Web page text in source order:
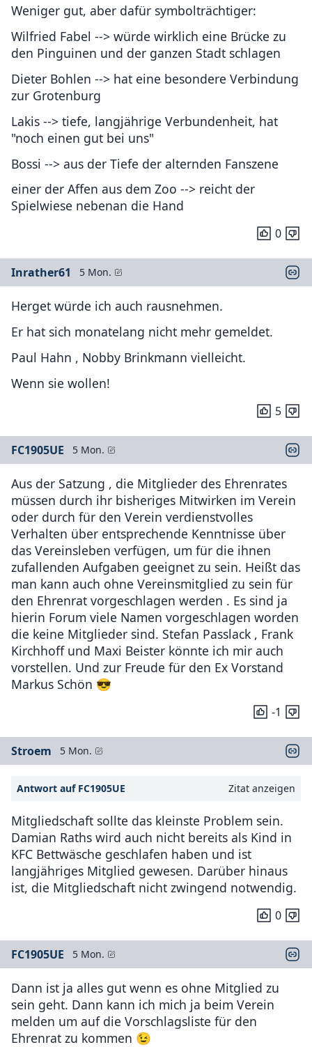
Weniger gut, aber dafür symbolträchtiger:
Wilfried Fabel --> würde wirklich eine Brücke zu
den Pinguinen und der ganzen Stadt schlagen
Dieter Bohlen --> hat eine besondere Verbindung
zur Grotenburg
Lakis --> tiefe, langjährige Verbundenheit, hat
"noch einen gut bei uns"
Bossi --> aus der Tiefe der alternden Fanszene
einer der Affen aus dem Zoo --> reicht der
Spielwiese nebenan die Hand
0
Inrather61 5 Mon.
Herget würde ich auch rausnehmen.
Er hat sich monatelang nicht mehr gemeldet.
Paul Hahn , Nobby Brinkmann vielleicht.
Wenn sie wollen!
5
FC1905UE 5 Mon.
Aus der Satzung , die Mitglieder des Ehrenrates
müssen durch ihr bisheriges Mitwirken im Verein
oder durch für den Verein verdienstvolles
Verhalten über entsprechende Kenntnisse über
das Vereinsleben verfügen, um für die ihnen
zufallenden Aufgaben geeignet zu sein. Heißt das
man kann auch ohne Vereinsmitglied zu sein für
den Ehrenrat vorgeschlagen werden . Es sind ja
hierin Forum viele Namen vorgeschlagen worden
die keine Mitglieder sind. Stefan Passlack , Frank
Kirchhoff und Maxi Beister könnte ich mir auch
vorstellen. Und zur Freude für den Ex Vorstand
Markus Schön 😎
-1
Stroem 5 Mon.
Antwort auf FC1905UE Zitat anzeigen
Mitgliedschaft sollte das kleinste Problem sein.
Damian Raths wird auch nicht bereits als Kind in
KFC Bettwäsche geschlafen haben und ist
langjähriges Mitglied gewesen. Darüber hinaus
ist, die Mitgliedschaft nicht zwingend notwendig.
0
FC1905UE 5 Mon.
Dann ist ja alles gut wenn es ohne Mitglied zu
sein geht. Dann kann ich mich ja beim Verein
melden um auf die Vorschlagsliste für den
Ehrenrat zu kommen 😉